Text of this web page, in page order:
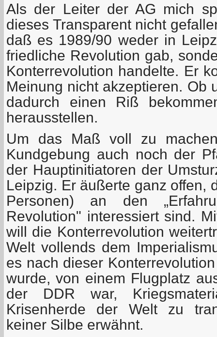
Als der Leiter der AG mich
dieses Transparent nicht
daß es 1989/90 weder in
friedliche Revolution gab,
Konterrevolution handelte. Er
Meinung nicht akzeptieren. Ob
dadurch einen Riß
herausstellen.
Um das Maß voll zu
Kundgebung auch noch der
der Hauptinitiatoren der
Leipzig. Er äußerte ganz offen,
Personen) an den
Revolution" interessiert sind.
will die Konterrevolution
Welt vollends dem
es nach dieser
wurde, von einem Flugplatz
der DDR war,
Krisenherde der Welt zu
keiner Silbe erwähnt.